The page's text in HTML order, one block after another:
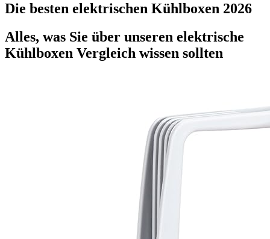
Die besten elektrischen Kühlboxen 2026
Alles, was Sie über unseren elektrische
Kühlboxen Vergleich wissen sollten